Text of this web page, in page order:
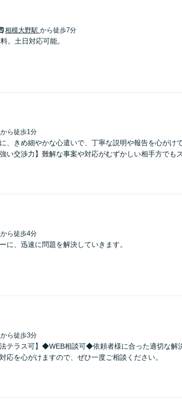
相模大野駅 から徒歩7分
。土日対応可能。
から徒歩1分
、きめ細やかな心遣いで、丁寧な説明や報告を心がけ
い交渉力】難解な事案や対応がむずかしい相手方でも
から徒歩4分
に、迅速に問題を解決していきます。
から徒歩3分
法テラス可】◆WEB相談可◆依頼者様に合った適切な解
応を心がけますので、ぜひ一度ご相談ください。